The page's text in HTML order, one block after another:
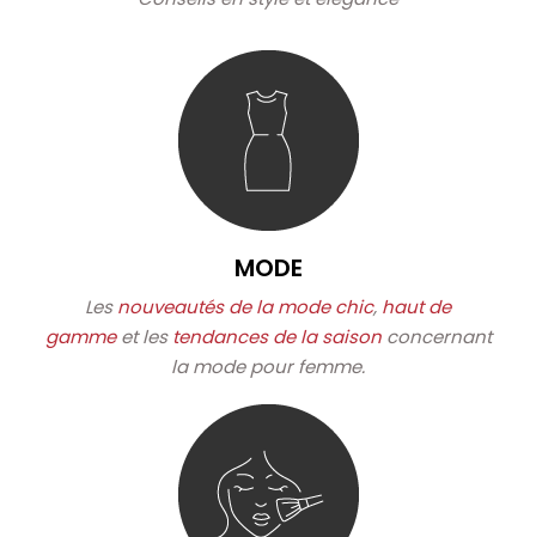
MODE
Lesnouveautés de la mode chic, haut de
gammeet les tendances de la saisonconcernant
la mode pour femme.